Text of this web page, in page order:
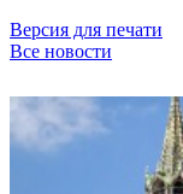
Версия для печати
Все новости